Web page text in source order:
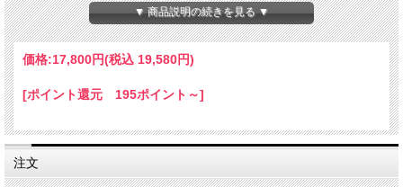
ARMY 90s MOLESKIN CARGO PANTS ]
【ディティール詳細】
実際に ドイツ軍 で90年代位に正式採用されていたカーゴパンツ です。
グッドコンディションの未使用のデッドストックです。軍用としてはかなり珍しい
が特徴。
大きめのカーゴポケットがアクセントになっており、バックポケットは片ポケ(右
側)のみの仕様も潔くて良いですね。
レングスは長めですので、ロールアップしてバランスを取る穿き方がおススメで
す。
▼ 商品説明の続きを見る ▼
価格:17,800円(税込 19,580円)
[ポイント還元 195ポイント～]
注文